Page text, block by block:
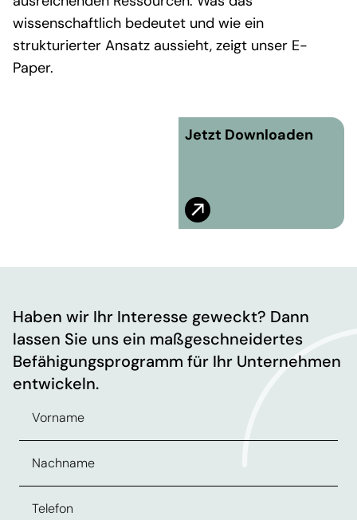
wissenschaftlich bedeutet und wie ein
strukturierter Ansatz aussieht, zeigt unser E-
Paper.
Jetzt Downloaden
Haben wir Ihr Interesse geweckt? Dann
lassen Sie uns ein maßgeschneidertes
Befähigungsprogramm für Ihr Unternehmen
entwickeln.